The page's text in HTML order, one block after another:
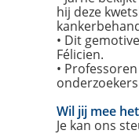
hij deze
• Dit
Félicien.
•
Wil jij mee
Je kan ons